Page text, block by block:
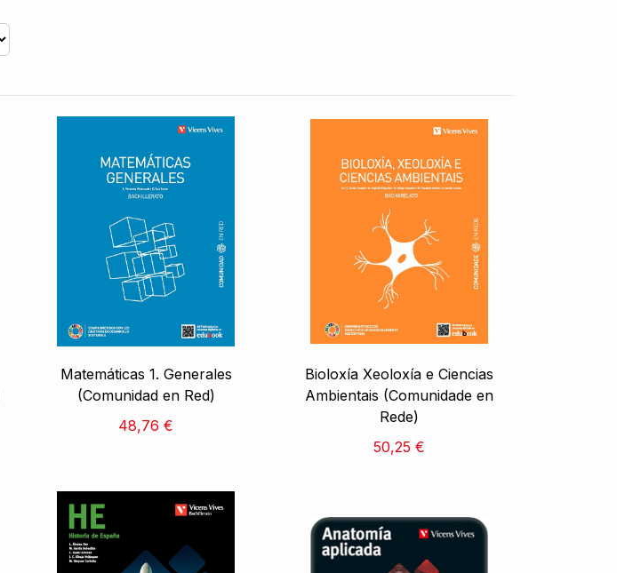
Matemáticas 1. Generales
(Comunidad en Red)
48,76 €
Bioloxía Xeoloxía e Ciencias
Ambientais (Comunidade en
Rede)
50,25 €